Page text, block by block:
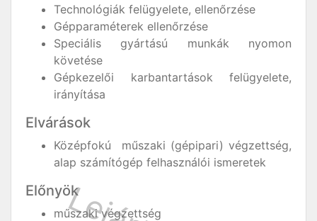
Technológiák felügyelete, ellenőrzése
Gépparaméterek ellenőrzése
Speciális gyártású munkák nyomon
követése
Gépkezelői karbantartások felügyelete,
irányítása
Elvárások
Középfokú műszaki (gépipari) végzettség,
alap számítógép felhasználói ismeretek
Előnyök
műszaki végzettség